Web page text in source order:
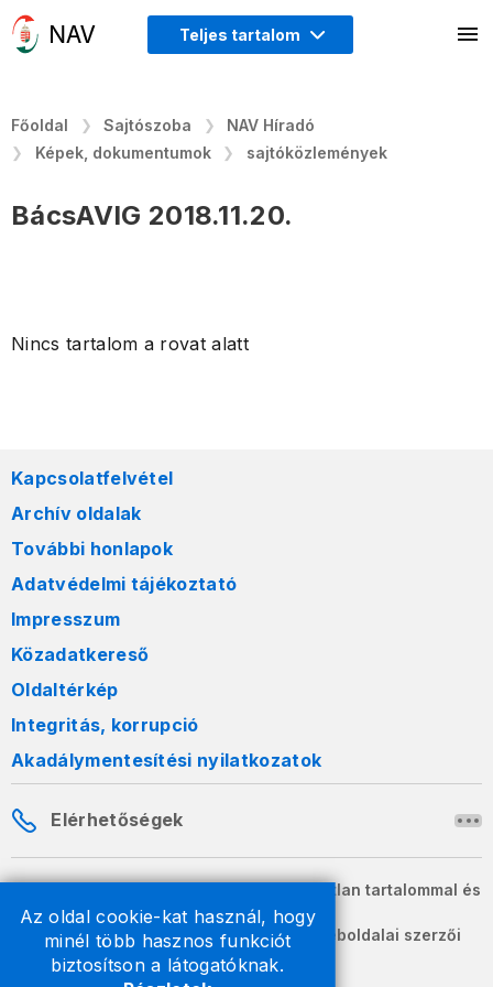
Az oldal cookie-kat használ, hogy
minél több hasznos funkciót
biztosítson a látogatóknak.
Teljes tartalom
Főoldal Sajtószoba
NAV Híradó
Képek, dokumentumok
sajtóközlemények
BácsAVIG 2018.11.20.
Nincs tartalom a rovat alatt
Kapcsolatfelvétel
Archív oldalak
További honlapok
Adatvédelmi tájékoztató
Impresszum
Közadatkereső
Oldaltérkép
Integritás, korrupció
Akadálymentesítési nyilatkozatok
Elérhetőségek
A honlapon szereplő információk változatlan tartalommal és
formában szabadon terjeszthetők.
2026 © A Nemzeti Adó- és Vámhivatal weboldalai szerzői
jogvédelem alatt állnak.